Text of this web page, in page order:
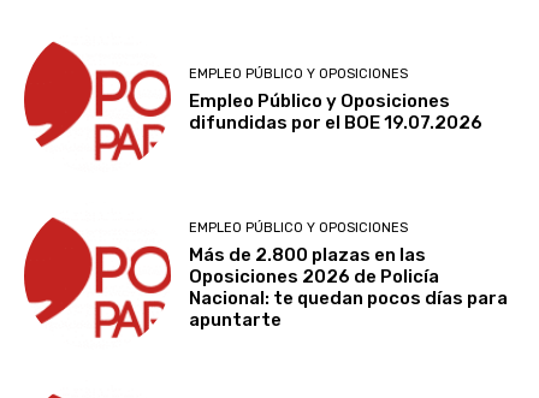
EMPLEO PÚBLICO Y OPOSICIONES
Empleo Público y Oposiciones
difundidas por el BOE 19.07.2026
EMPLEO PÚBLICO Y OPOSICIONES
Más de 2.800 plazas en las
Oposiciones 2026 de Policía
Nacional: te quedan pocos días para
apuntarte